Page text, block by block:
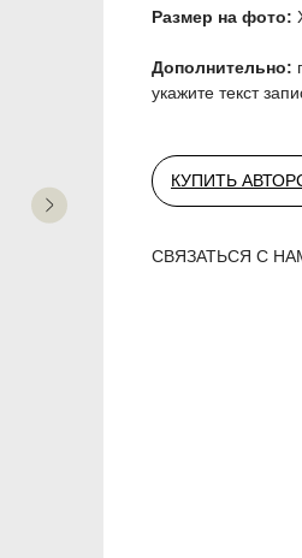
Размер на фото:
Дополнительно:
укажите текст
КУПИТЬ
СВЯЗАТЬСЯ С